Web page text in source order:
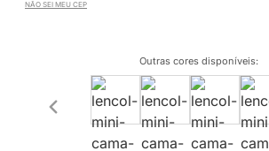
NÃO SEI MEU CEP
Outras cores disponíveis: